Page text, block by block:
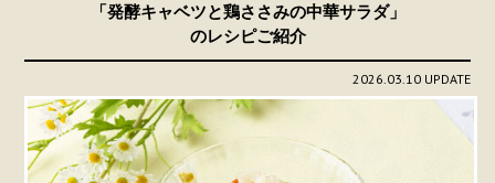
「発酵キャベツと鶏ささみの中華サラダ」
のレシピご紹介
2026.03.10 UPDATE